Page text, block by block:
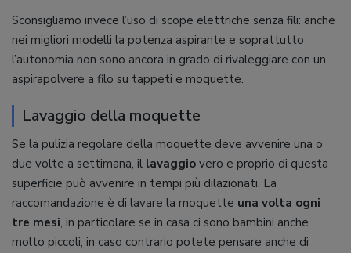
Sconsigliamo invece l’uso di scope elettriche senza fili: anche
nei migliori modelli la potenza aspirante e soprattutto
l’autonomia non sono ancora in grado di rivaleggiare con un
aspirapolvere a filo su tappeti e moquette.
Lavaggio della moquette
Se la pulizia regolare della moquette deve avvenire una o
due volte a settimana, il lavaggio vero e proprio di questa
superficie può avvenire in tempi più dilazionati. La
raccomandazione è di lavare la moquette una volta ogni
tre mesi, in particolare se in casa ci sono bambini anche
molto piccoli; in caso contrario potete pensare anche di